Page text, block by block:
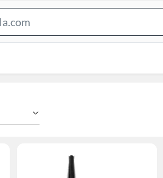
Bar